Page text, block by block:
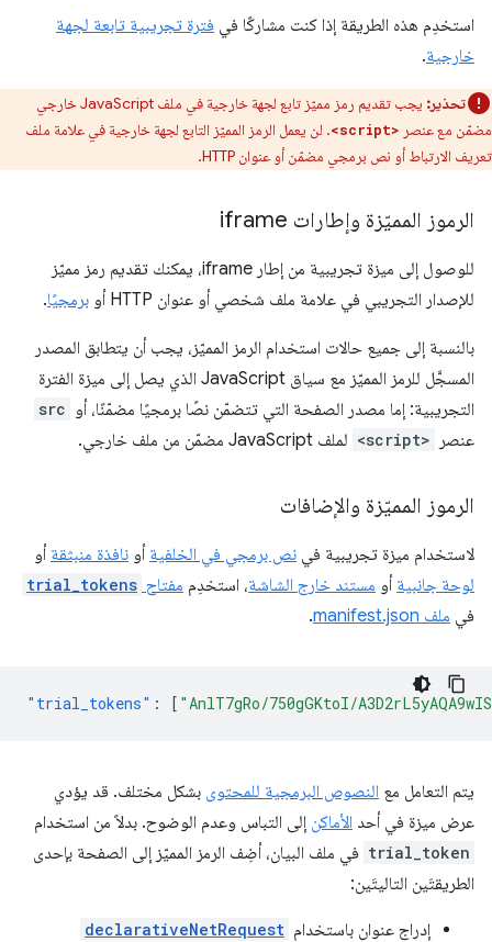
استخدِم هذه الطريقة إذا كنت مشاركًا في فترة تجريبية تابعة لجهة
خارجية.
تحذير:
يجب تقديم رمز مميّز تابع لجهة خارجية في ملف JavaScript خارجي
مضمّن مع عنصر <script>. لن يعمل الرمز المميّز التابع لجهة خارجية في علامة ملف
تعريف الارتباط أو نص برمجي مضمّن أو عنوان HTTP.
الرموز المميّزة وإطارات iframe
للوصول إلى ميزة تجريبية من إطار iframe، يمكنك تقديم رمز مميّز
للإصدار التجريبي في علامة ملف شخصي أو عنوان HTTP أو
برمجيًا.
بالنسبة إلى جميع حالات استخدام الرمز المميّز، يجب أن يتطابق المصدر
المسجَّل للرمز المميّز مع سياق JavaScript الذي يصل إلى ميزة الفترة
التجريبية: إما مصدر الصفحة التي تتضمّن نصًا برمجيًا مضمّنًا، أو src
عنصر <script> لملف JavaScript مضمّن من ملف خارجي.
الرموز المميّزة والإضافات
لاستخدام ميزة تجريبية في نص برمجي في الخلفية أو نافذة منبثقة أو
لوحة جانبية أو مستند خارج الشاشة، استخدِم مفتاح trial_tokens
في ملف manifest.json .
"trial_tokens" : [ "AnlT7gRo/750gGKtoI/
يتم التعامل مع النصوص البرمجية للمحتوى بشكل مختلف. قد يؤدي
عرض ميزة في أحد الأماكن إلى التباس وعدم الوضوح. بدلاً من استخدام
trial_token في ملف البيان، أضِف الرمز المميّز إلى الصفحة بإحدى
الطريقتَين التاليتَين:
إدراج عنوان باستخدام declarativeNetRequest